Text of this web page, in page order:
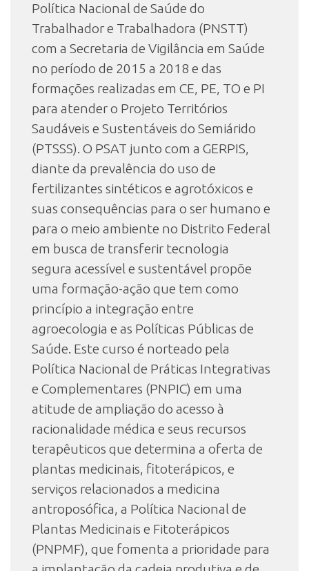
Política Nacional de Saúde do
Trabalhador e Trabalhadora (PNSTT)
com a Secretaria de Vigilância em Saúde
no período de 2015 a 2018 e das
formações realizadas em CE, PE, TO e PI
para atender o Projeto Territórios
Saudáveis e Sustentáveis do Semiárido
(PTSSS). O PSAT junto com a GERPIS,
diante da prevalência do uso de
fertilizantes sintéticos e agrotóxicos e
suas consequências para o ser humano e
para o meio ambiente no Distrito Federal
em busca de transferir tecnologia
segura acessível e sustentável propõe
uma formação-ação que tem como
princípio a integração entre
agroecologia e as Políticas Públicas de
Saúde. Este curso é norteado pela
Política Nacional de Práticas Integrativas
e Complementares (PNPIC) em uma
atitude de ampliação do acesso à
racionalidade médica e seus recursos
terapêuticos que determina a oferta de
plantas medicinais, fitoterápicos, e
serviços relacionados a medicina
antroposófica, a Política Nacional de
Plantas Medicinais e Fitoterápicos
(PNPMF), que fomenta a prioridade para